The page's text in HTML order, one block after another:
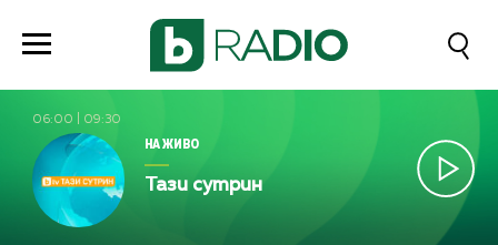
06:00 09:30
НА ЖИВО
Тази сутрин